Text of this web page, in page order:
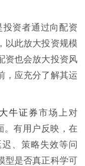
资者通过向配资
以此放大投资规模
资也会放大投资风
，应充分了解其运
大牛证券市场上对
。有用户反映，在
、策略失效等问
型是否真正科学可